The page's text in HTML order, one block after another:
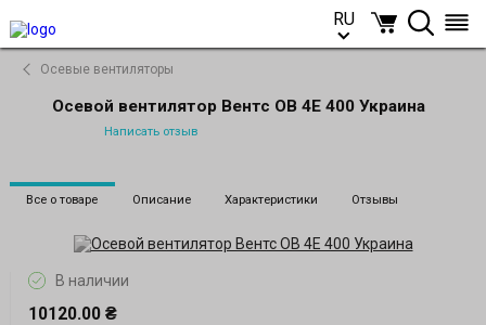
RU
Осевые вентиляторы
Осевой вентилятор Вентс ОВ 4Е 400 Украина
Написать отзыв
Все о товаре Описание Характеристики Отзывы
В наличии
10120.00 ₴